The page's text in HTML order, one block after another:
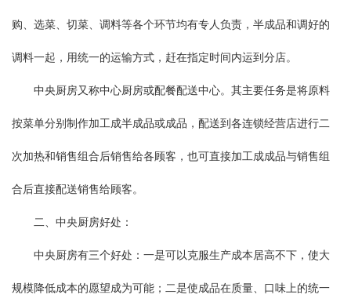
购、选菜、切菜、调料等各个环节均有专人负责，半成品和调好的
调料一起，用统一的运输方式，赶在指定时间内运到分店。
中央厨房又称中心厨房或配餐配送中心。其主要任务是将原料
按菜单分别制作加工成半成品或成品，配送到各连锁经营店进行二
次加热和销售组合后销售给各顾客，也可直接加工成成品与销售组
合后直接配送销售给顾客。
二、中央厨房好处：
中央厨房有三个好处：一是可以克服生产成本居高不下，使大
规模降低成本的愿望成为可能；二是使成品在质量、口味上的统一